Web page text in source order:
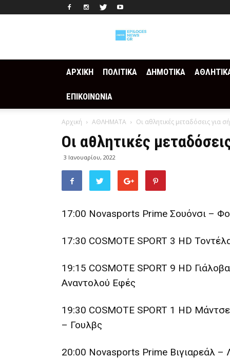
ΑΡΧΙΚΗ ΠΟΛΙΤΙΚΑ ΔΗΜΟΤΙΚΑ
ΕΠΙΚΟΙΝΩΝΙΑ
Αρχική ΑΘΛΗΜΑΤΑ Οι αθλητικές μεταδόσεις για
Οι αθλητικές
3 Ιανουαρίου, 2022
17:00 Novasports Prime Σουόνσι –
17:30 COSMOTE SPORT 3 HD
19:15 COSMOTE SPORT 9 HD
Αναντολού Εφές
19:30 COSMOTE SPORT 1 HD
– Γουλβς
20:00 Novasports Prime Βιγιαρεάλ –